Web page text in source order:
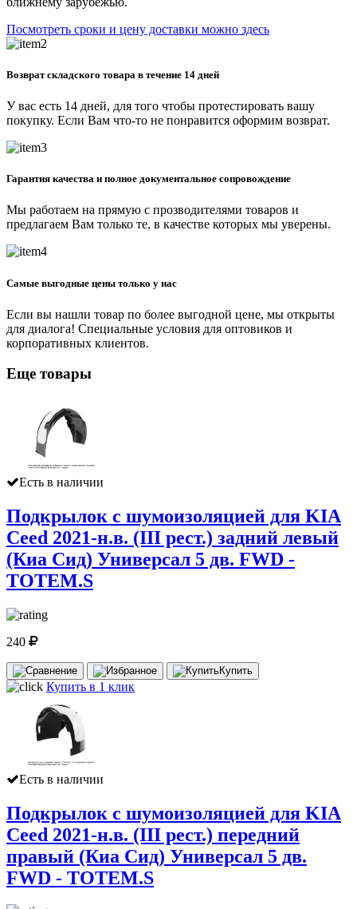
Посмотреть сроки и цену доставки можно здесь
Возврат складского товара в течение 14 дней
У вас есть 14 дней, для того чтобы протестировать вашу
покупку. Если Вам что-то не понравится оформим возврат.
Гарантия качества и полное документальное сопровождение
Мы работаем на прямую с прозводителями товаров и
предлагаем Вам только те, в качестве которых мы уверены.
Самые выгодные цены только у нас
Если вы нашли товар по более выгодной цене, мы открыты
для диалога! Специальные условия для оптовиков и
корпоративных клиентов.
Еще товары
Есть в наличии
Подкрылок с шумоизоляцией для KIA
Ceed 2021-н.в. (III рест.) задний левый
(Киа Сид) Универсал 5 дв. FWD -
TOTEM.S
240
Купить
Купить в 1 клик
Есть в наличии
Подкрылок с шумоизоляцией для KIA
Ceed 2021-н.в. (III рест.) передний
правый (Киа Сид) Универсал 5 дв.
FWD - TOTEM.S